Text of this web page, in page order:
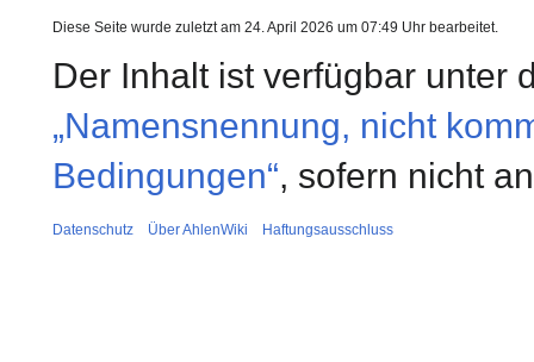
Diese Seite wurde zuletzt am 24. April 2026 um 07:49 Uhr bearbeitet.
Der Inhalt ist verfügbar unter
„Namensnennung, nicht
Bedingungen“, sofern nicht
Datenschutz Über AhlenWiki Haftungsausschluss